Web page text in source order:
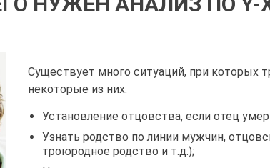
Существует много ситуаций, при которых
некоторые из них:
Установление отцовства, если отец
Узнать родство по линии мужчин,
троюродное родство и т.д.);